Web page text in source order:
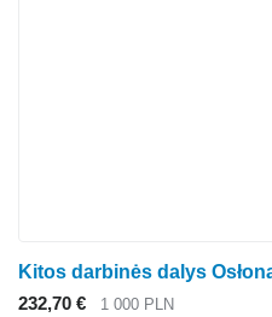
232,70 € 1 000 PLN